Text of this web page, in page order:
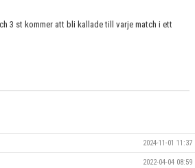
3 st kommer att bli kallade till varje match i ett
2024-11-01 11:37
2022-04-04 08:59